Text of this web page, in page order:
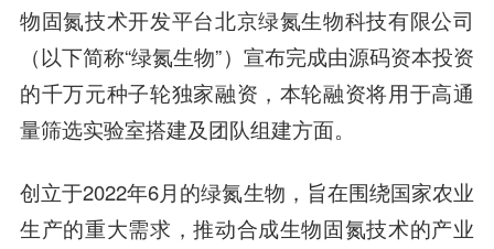
物固氮技术开发平台北京绿氮生物科技有限公司
（以下简称“绿氮生物”）宣布完成由源码资本投资
的千万元种子轮独家融资， 本轮融资将用于高通
量筛选实验室搭建及团队组建方面。
创立于2022年6月的绿氮生物，旨在围绕国家农业
生产的重大需求，推动合成生物固氮技术的产业